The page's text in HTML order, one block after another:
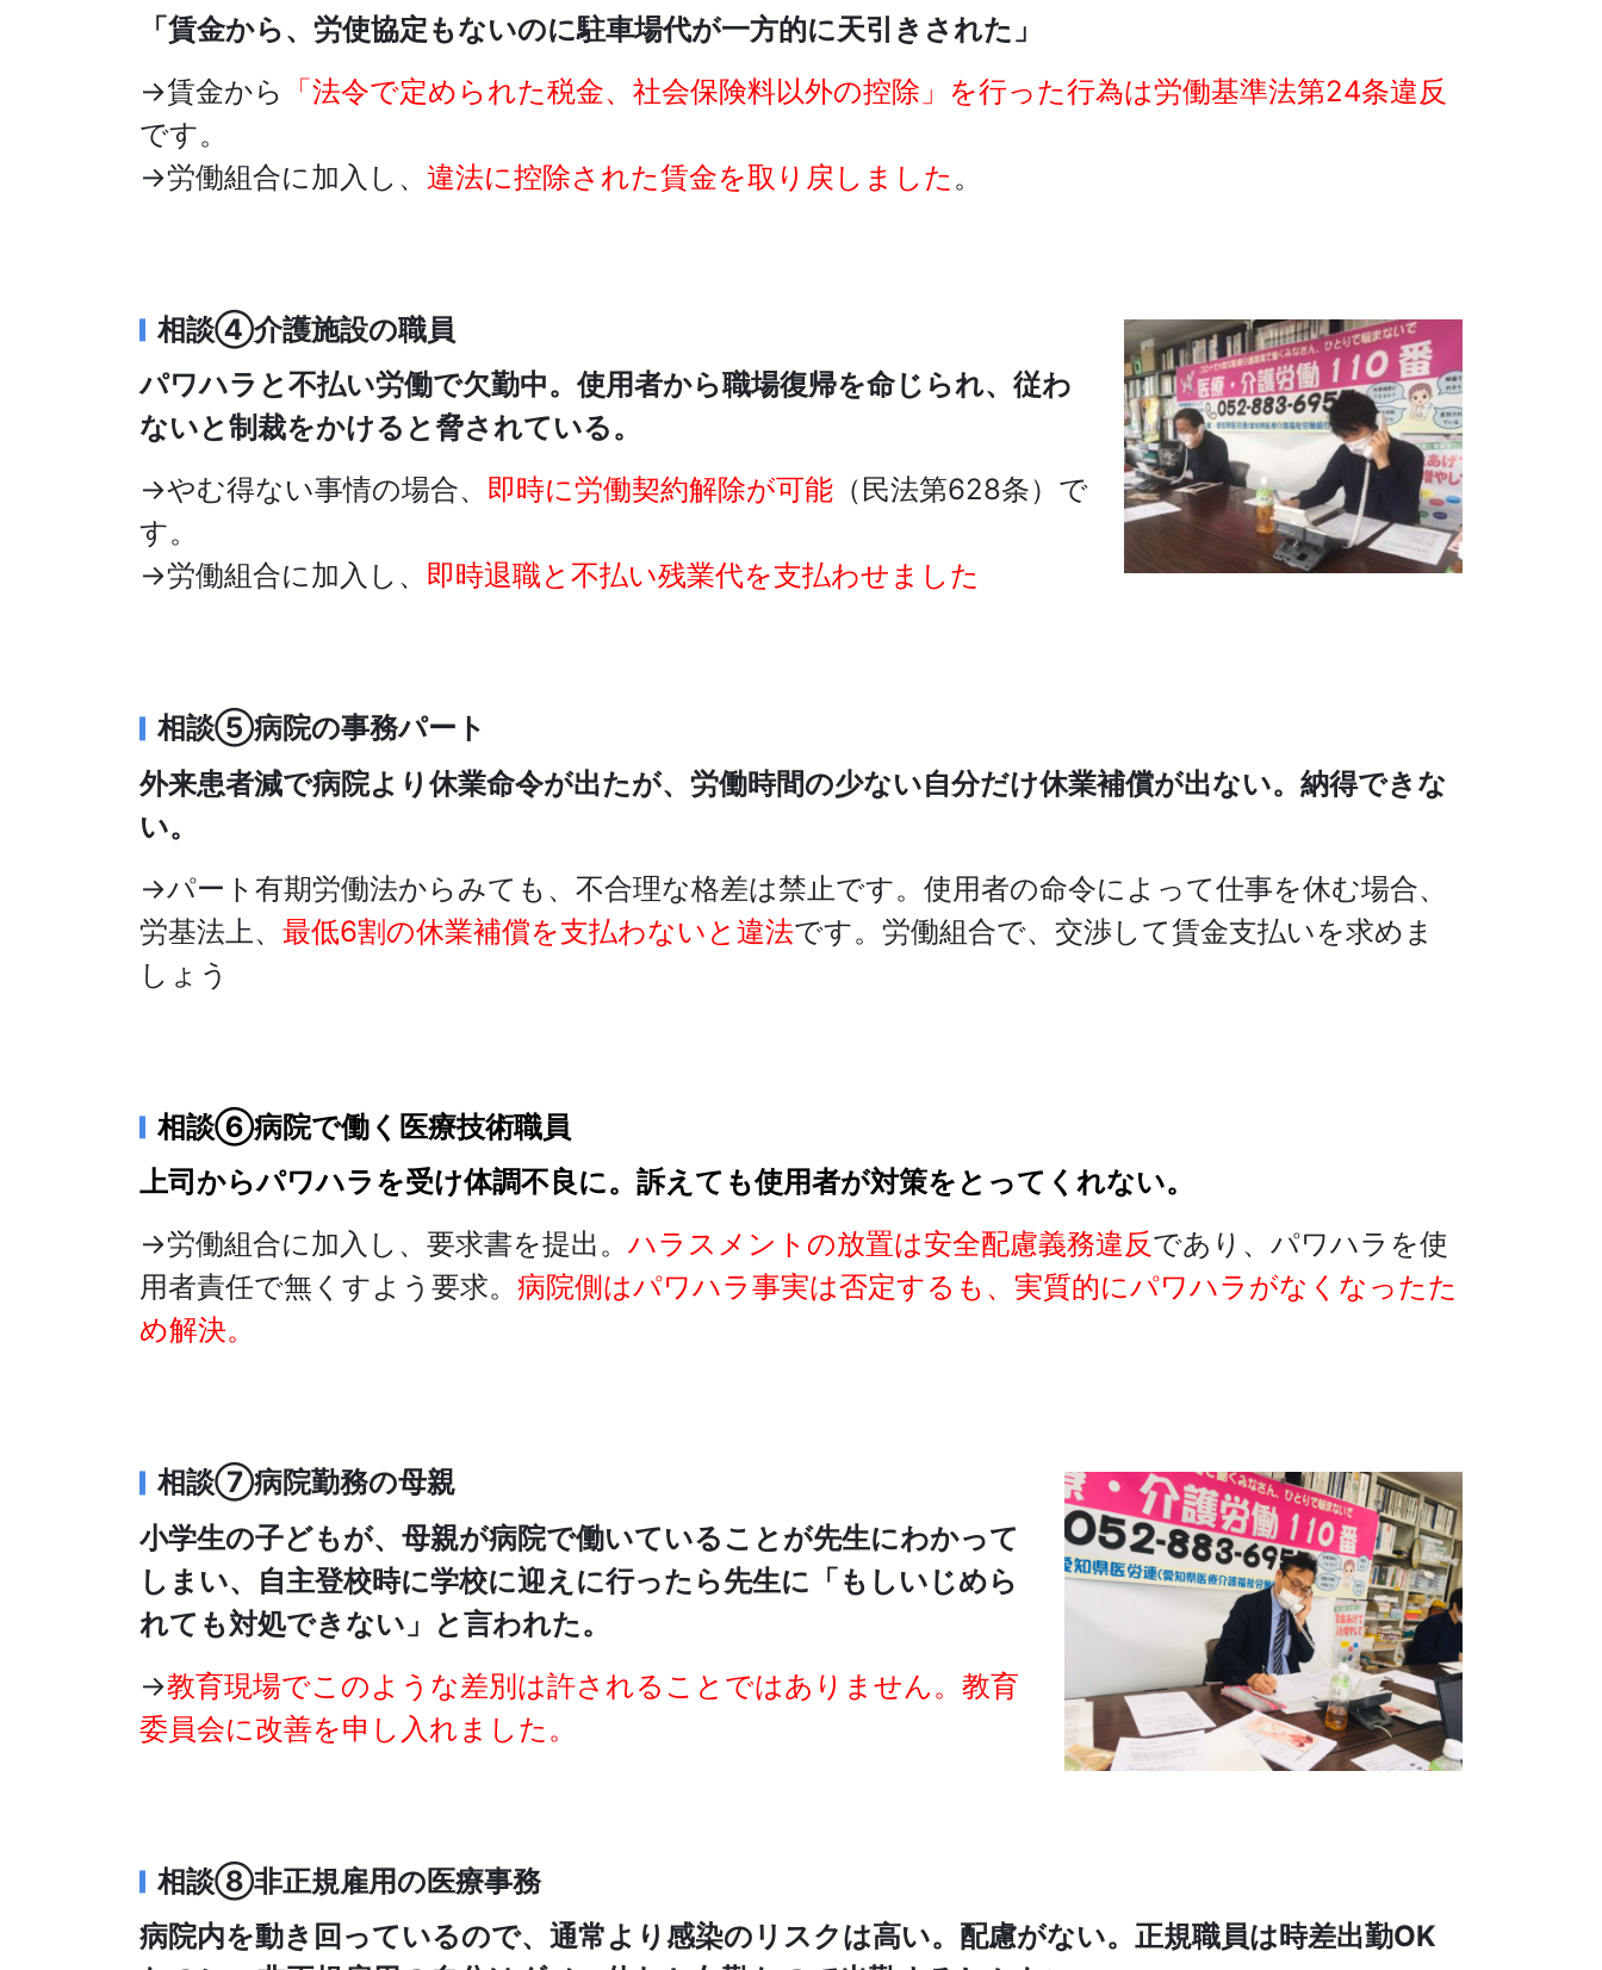
「賃金から、労使協定もないのに駐車場代が一方的に天引きされた」
→賃金から
「法令で定められた税金、社会保険料以外の控除」を行った行為は労働基準法第24条違反
です。
→労働組合に加入し、 違法に控除された賃金を取り戻しました 。
相談④介護施設の職員
パワハラと不払い労働で欠勤中。使用者から職場復帰を命じられ、従わ
ないと制裁をかけると脅されている。
→やむ得ない事情の場合、 即時に労働契約解除が可能 （民法第628条）で
す。
→労働組合に加入し、 即時退職と不払い残業代を支払わせました
相談⑤病院の事務パート
外来患者減で病院より休業命令が出たが、労働時間の少ない自分だけ休業補償が出ない。納得できな
い。
→パート有期労働法からみても、不合理な格差は禁止です。使用者の命令によって仕事を休む場合、
労基法上、 最低6割の休業補償を支払わないと違法です。労働組合で、交渉して賃金支払いを求めま
しょう
相談⑥病院で働く医療技術職員
上司からパワハラを受け体調不良に。訴えても使用者が対策をとってくれない。
→労働組合に加入し、要求書を提出。 ハラスメントの放置は安全配慮義務違反であり、パワハラを使
用者責任で無くすよう要求。 病院側はパワハラ事実は否定するも、実質的にパワハラがなくなったた
め解決。
相談⑦病院勤務の母親
小学生の子どもが、母親が病院で働いていることが先生にわかって
しまい、自主登校時に学校に迎えに行ったら先生に「もしいじめら
れても対処できない」と言われた。
→教育現場でこのような差別は許されることではありません。教育
委員会に改善を申し入れました。
相談⑧非正規雇用の医療事務
病院内を動き回っているので、通常より感染のリスクは高い。配慮がない。正規職員は時差出勤OK